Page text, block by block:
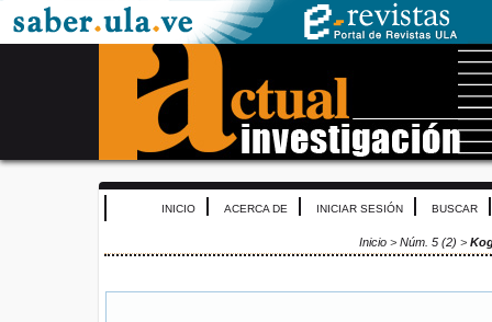
INICIO ACERCA DE INICIAR SESIÓN BUSCAR
Inicio > Núm. 5 (2) >